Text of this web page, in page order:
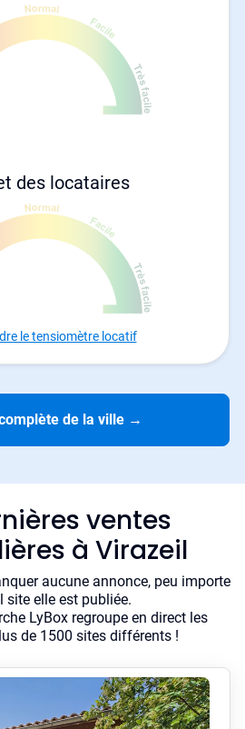
des locataires
le tensiomètre locatif
de la ville →
ventes
à Virazeil
aucune annonce, peu importe
site elle est publiée.
LyBox regroupe en direct les
de 1500 sites différents !